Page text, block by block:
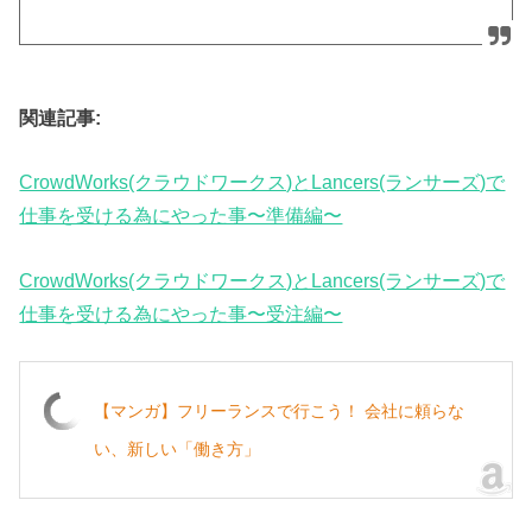
関連記事:
CrowdWorks(クラウドワークス)とLancers(ランサーズ)で
仕事を受ける為にやった事〜準備編〜
CrowdWorks(クラウドワークス)とLancers(ランサーズ)で
仕事を受ける為にやった事〜受注編〜
【マンガ】フリーランスで行こう！ 会社に頼らな
い、新しい「働き方」